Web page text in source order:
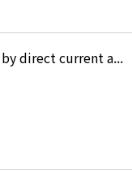
direct current a...